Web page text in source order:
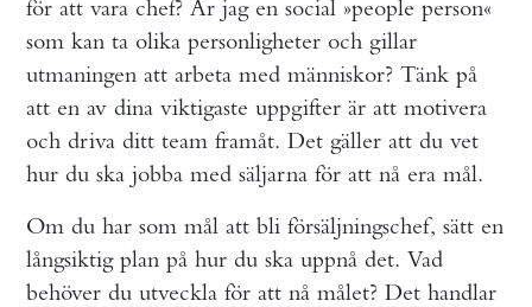
för att vara chef? Är jag en social »people person«
som kan ta olika personligheter och gillar
utmaningen att arbeta med människor? Tänk på
att en av dina viktigaste uppgifter är att motivera
och driva ditt team framåt. Det gäller att du vet
hur du ska jobba med säljarna för att nå era mål.
Om du har som mål att bli försäljningschef, sätt en
långsiktig plan på hur du ska uppnå det. Vad
behöver du utveckla för att nå målet? Det handlar